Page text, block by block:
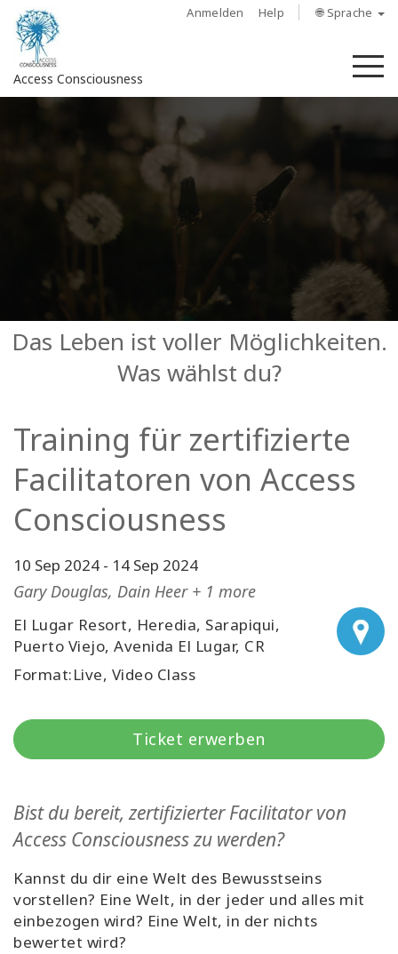
Anmelden Help 🌐 Sprache
Access Consciousness
Konto
Über
Regionen
More
KONTAKT
Das Leben ist voller Möglichkeiten.
Was wählst du?
Training für zertifizierte
Facilitatoren von Access
Consciousness
10 Sep 2024 - 14 Sep 2024
Gary Douglas, Dain Heer + 1 more
El Lugar Resort, Heredia, Sarapiqui,
Puerto Viejo, Avenida El Lugar, CR
Format:Live, Video Class
Ticket erwerben
Bist du bereit, zertifizierter Facilitator von
Access Consciousness zu werden?
Kannst du dir eine Welt des Bewusstseins
vorstellen? Eine Welt, in der jeder und alles mit
einbezogen wird? Eine Welt, in der nichts
bewertet wird?